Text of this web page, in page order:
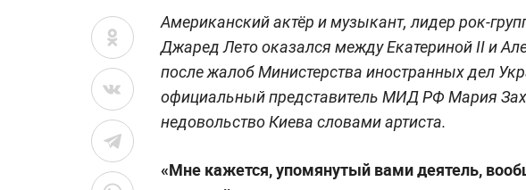
Американский актёр и музыкант, лидер рок-
Джаред Лето оказался между Екатериной II и
после жалоб Министерства иностранных дел
официальный представитель МИД РФ Мария
недовольство Киева словами артиста.
«Мне кажется, упомянутый вами деятель,